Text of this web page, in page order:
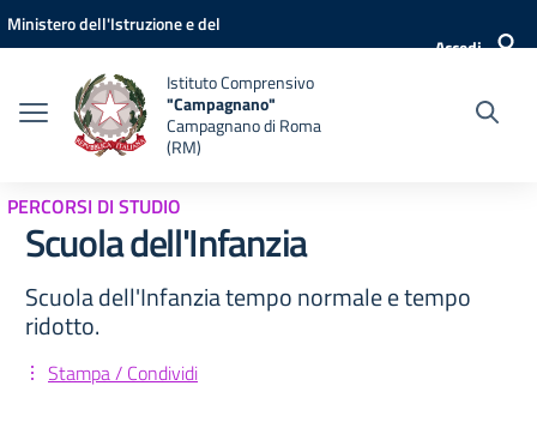
Vai ai contenuti
Vai al menu di navigazione
Vai al footer
Ministero dell'Istruzione e del
Accedi
Istituto Comprensivo
"Campagnano"
Campagnano di Roma
(RM)
PERCORSI DI STUDIO
Scuola dell'Infanzia
Scuola dell'Infanzia tempo normale e tempo
ridotto.
Stampa / Condividi